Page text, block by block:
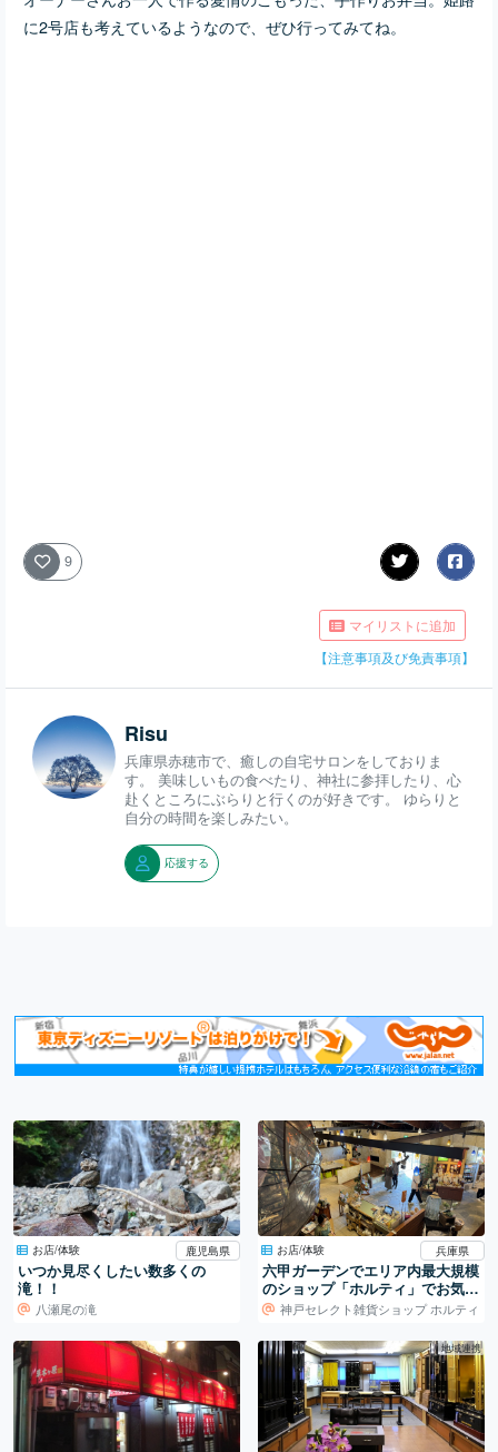
に2号店も考えているようなので、ぜひ行ってみてね。
9
マイリストに追加
【注意事項及び免責事項】
Risu
兵庫県赤穂市で、癒しの自宅サロンをしておりま
す。 美味しいもの食べたり、神社に参拝したり、心
赴くところにぶらりと行くのが好きです。 ゆらりと
自分の時間を楽しみたい。
応援する
お店/体験 鹿児島県
いつか見尽くしたい数多くの
滝！！
八瀬尾の滝
お店/体験 兵庫県
六甲ガーデンでエリア内最大規模
のショップ「ホルティ」でお気に
入りを見つけよう
神戸セレクト雑貨ショップ ホルティ
地域連携